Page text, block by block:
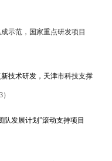
示范， 国家重点研发项目
技术研发，天津市科技支撑
）
发展计划”滚动支持项目